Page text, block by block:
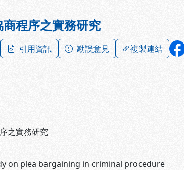
程序之實務研究
引用資訊 勘誤意見 複製連結
之實務研究
on plea bargaining in criminal procedure